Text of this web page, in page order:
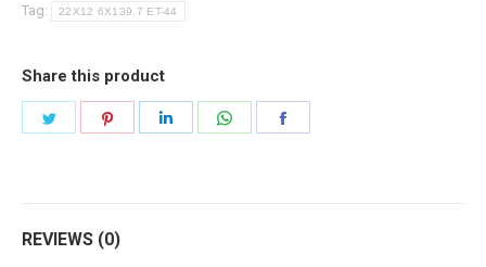
Tag: 22X12 6X139.7 ET-44
Share this product
REVIEWS (0)